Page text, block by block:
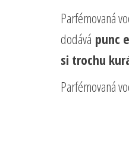
Parfémovaná
dodává punc
si trochu
Parfémovaná